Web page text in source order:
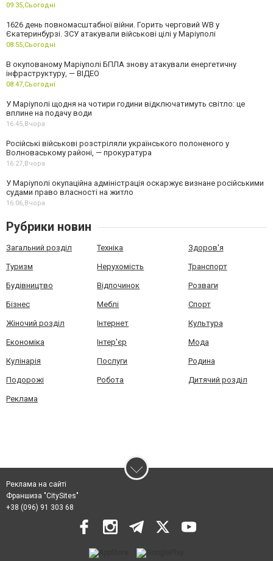
09:35, Сьогодні
1626 день повномасштабної війни. Горить черговий WB у
Єкатеринбурзі. ЗСУ атакували військові цілі у Маріуполі
08:55, Сьогодні
В окупованому Маріуполі БПЛА знову атакували енергетичну
інфраструктуру, — ВІДЕО
08:47, Сьогодні
У Маріуполі щодня на чотири години відключатимуть світло: це
вплине на подачу води
16:45, Вчора
Російські військові розстріляли українського полоненого у
Волноваському районі, — прокуратура
16:27, Вчора
У Маріуполі окупаційна адміністрація оскаржує визнане російськими
судами право власності на житло
16:06, Вчора
Рубрики новин
Загальний розділ Техніка Здоров'я
Туризм Нерухомість Транспорт
Будівництво Відпочинок Розваги
Бізнес Меблі Спорт
Жіночий розділ Інтернет Культура
Економіка Інтер'єр Мода
Кулінарія Послуги Родина
Подорожі Робота Дитячий розділ
Реклама
Реклама на сайті
Франшиза "CitySites"
+38 (096) 91 303 68